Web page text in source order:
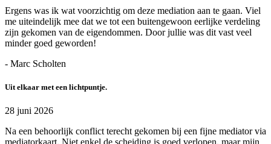
Ergens was ik wat voorzichtig om deze mediation aan te gaan. Viel
me uiteindelijk mee dat we tot een buitengewoon eerlijke verdeling
zijn gekomen van de eigendommen. Door jullie was dit vast veel
minder goed geworden!
- Marc Scholten
Uit elkaar met een lichtpuntje.
28 juni 2026
Na een behoorlijk conflict terecht gekomen bij een fijne mediator via